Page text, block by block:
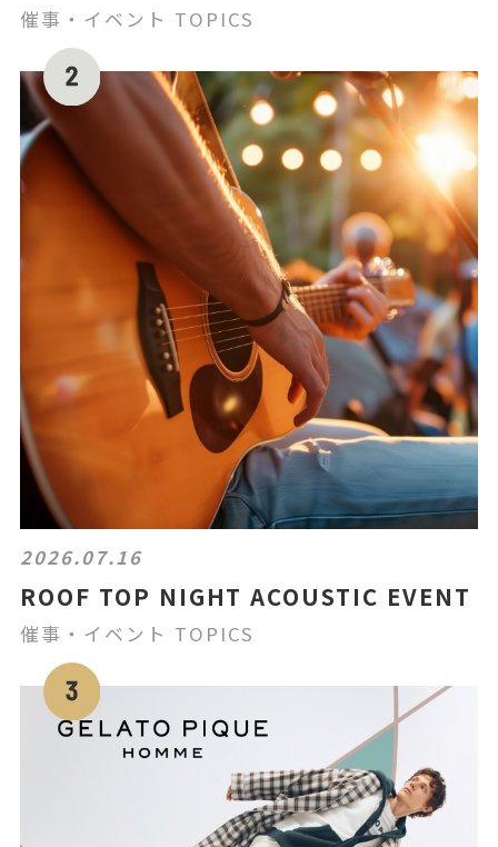
催事・イベント TOPICS
2026.07.16
ROOF TOP NIGHT ACOUSTIC EVENT
催事・イベント TOPICS